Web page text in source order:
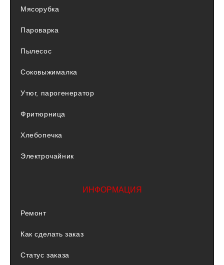
Мясорубка
Пароварка
Пылесос
Соковыжималка
Утюг, парогенератор
Фритюрница
Хлебопечка
Электрочайник
ИНФОРМАЦИЯ
Ремонт
Как сделать заказ
Статус заказа